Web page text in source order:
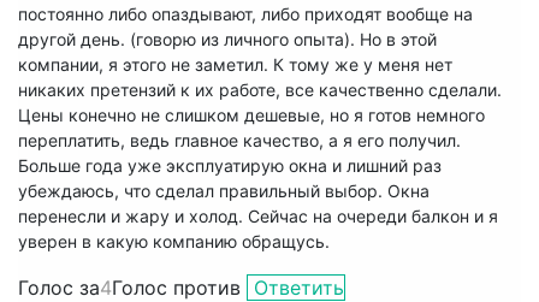
постоянно либо опаздывают, либо приходят вообще на
другой день. (говорю из личного опыта). Но в этой
компании, я этого не заметил. К тому же у меня нет
никаких претензий к их работе, все качественно сделали.
Цены конечно не слишком дешевые, но я готов немного
переплатить, ведь главное качество, а я его получил.
Больше года уже эксплуатирую окна и лишний раз
убеждаюсь, что сделал правильный выбор. Окна
перенесли и жару и холод. Сейчас на очереди балкон и я
уверен в какую компанию обращусь.
Голос за4Голос против Ответить